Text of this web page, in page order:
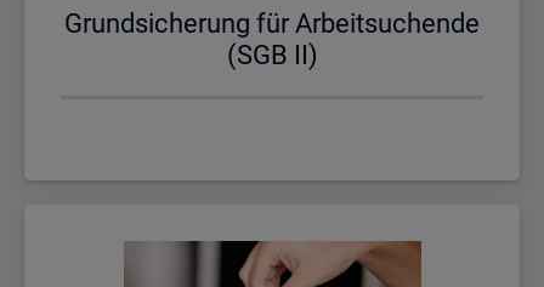
Grund­si­che­rung für Ar­beit­su­chen­de
(SGB II)